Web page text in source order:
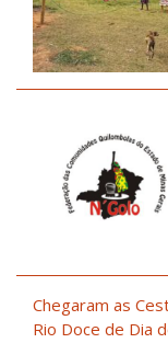
Chegaram as
Rio Doce de Dia